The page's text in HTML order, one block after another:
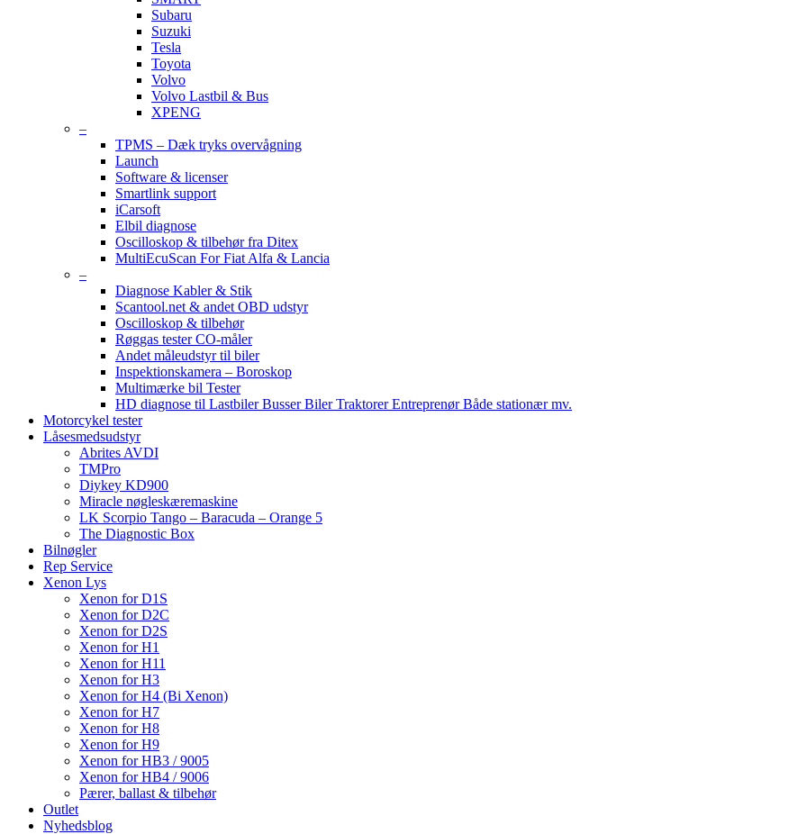
Subaru
Suzuki
Tesla
Toyota
Volvo
Volvo Lastbil & Bus
XPENG
–
TPMS – Dæk tryks overvågning
Launch
Software & licenser
Smartlink support
iCarsoft
Elbil diagnose
Oscilloskop & tilbehør fra Ditex
MultiEcuScan For Fiat Alfa & Lancia
–
Diagnose Kabler & Stik
Scantool.net & andet OBD udstyr
Oscilloskop & tilbehør
Røggas tester CO-måler
Andet måleudstyr til biler
Inspektionskamera – Boroskop
Multimærke bil Tester
HD diagnose til Lastbiler Busser Biler Traktorer Entreprenør Både stationær mv.
Motorcykel tester
Låsesmedsudstyr
Abrites AVDI
TMPro
Diykey KD900
Miracle nøgleskæremaskine
LK Scorpio Tango – Baracuda – Orange 5
The Diagnostic Box
Bilnøgler
Rep Service
Xenon Lys
Xenon for D1S
Xenon for D2C
Xenon for D2S
Xenon for H1
Xenon for H11
Xenon for H3
Xenon for H4 (Bi Xenon)
Xenon for H7
Xenon for H8
Xenon for H9
Xenon for HB3 / 9005
Xenon for HB4 / 9006
Pærer, ballast & tilbehør
Outlet
Nyhedsblog